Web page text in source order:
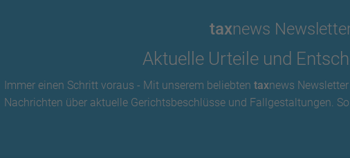
taxnews
Aktuelle Urteile und
Immer einen Schritt voraus - Mit unserem beliebten taxnews
Nachrichten über aktuelle Gerichtsbeschlüsse und Fallgestaltungen.